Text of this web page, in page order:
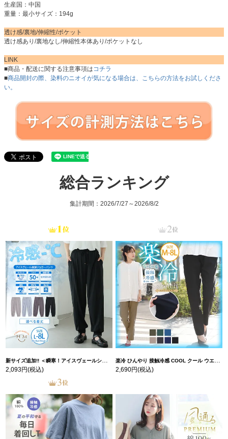
生産国：中国
重量：最小サイズ：194g
透け感/裏地/伸縮性/ポケット
透け感あり/裏地なし/伸縮性本体あり/ポケットなし
LINK
■商品・配送に関する注意事項はコチラ
■商品開封の際、染料のニオイが気になる場合は、こちらの方法をお試しくださ
い。
総合ランキング
集計期間：2026/7/27～2026/8/2
新サイズ追加!! ＜瞬寒！アイスヴェールシリーズ＞ 美脚 ジョガーパンツ 【ウェストゴム】 【ストレッチ】 | 大きいサイズの通販ならハッピーマリリン
2,093円(税込)
楽冷 ひんやり 接触冷感 COOL クール ウエストゴム 楽ちん ストレッチ 美脚 レギパン 【ストレッチ】 | 大きいサイズの通販ならハッピーマリリン
2,690円(税込)